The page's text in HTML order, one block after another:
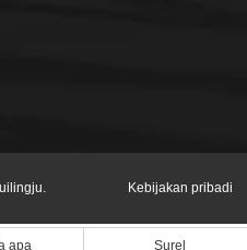
Kebijakan pribadi
apa Surel